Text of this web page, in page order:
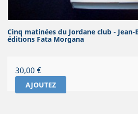
Cinq matinées du Jordane club - Jean-
éditions Fata Morgana
Prix
30,00 €
AJOUTEZ